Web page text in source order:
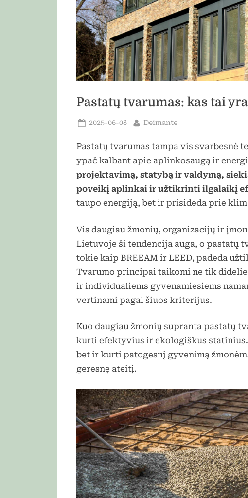
Pastatų tvarumas: kas tai
Posted
2025-06-08 By
Deimante
Pastatų tvarumas tampa vis svarbesnė
ypač kalbant apie aplinkosaugą ir
projektavimą, statybą ir valdymą,
poveikį aplinkai ir užtikrinti ilgalaikį
taupo energiją, bet ir prisideda prie
Vis daugiau žmonių, organizacijų ir
Lietuvoje ši tendencija auga, o pastatų
tokie kaip BREEAM ir LEED, padeda
Tvarumo principai taikomi ne tik
ir individualiems gyvenamiesiems
vertinami pagal šiuos kriterijus.
Kuo daugiau žmonių supranta pastatų
kurti efektyvius ir ekologiškus statinius.
bet ir kurti patogesnį gyvenimą
geresnę ateitį.